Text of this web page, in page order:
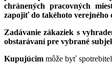
chránených pracovných
zapojiť do takéhoto verejného
Zadávanie zákaziek s
obstarávaní pre vybrané
Kupujúcim môže byť